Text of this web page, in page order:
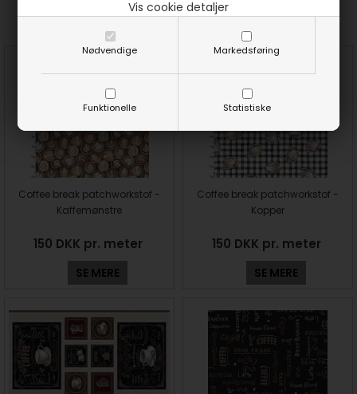
Nødvendige Markedsføring
Funktionelle Statistiske
Vis cookie detaljer
Prøv lige at se her:
Coffee break patchworkstof -
Kaffemønstre
150 DKK pr. meter
SE MERE
Coffee break patchworkstof -
Kopper
150 DKK pr. meter
SE MERE